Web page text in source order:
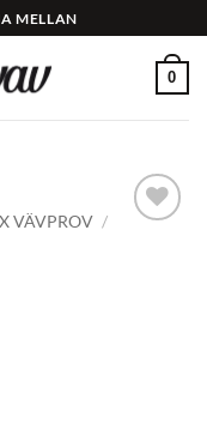
MELLAN
0
VÄVPROV /